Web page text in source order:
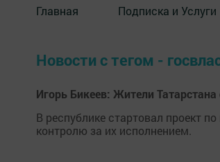
Главная Подписка и Услуги
Новости с тегом -
Игорь Бикеев: Жители
В республике стартовал проект
контролю за их исполнением.